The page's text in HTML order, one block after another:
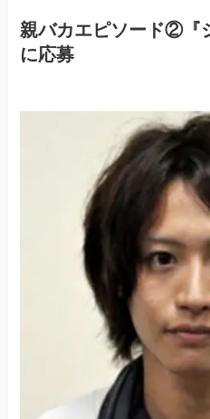
親バカエピソード②『
に応募